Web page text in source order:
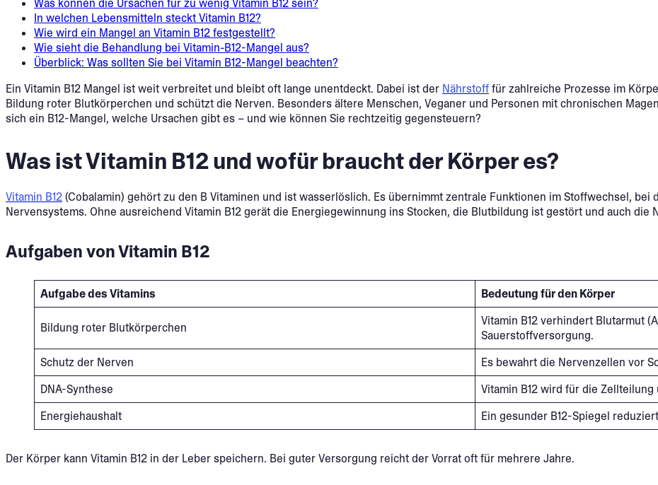
Was können die Ursachen für zu wenig Vitamin B12 sein?
In welchen Lebensmitteln steckt Vitamin B12?
Wie wird ein Mangel an Vitamin B12 festgestellt?
Wie sieht die Behandlung bei Vitamin-B12-Mangel aus?
Überblick: Was sollten Sie bei Vitamin B12-Mangel beachten?
Ein Vitamin B12 Mangel ist weit verbreitet und bleibt oft lange unentdeckt. Dabei ist der Nährstofffür zahlreiche Prozesse im
Bildung roter Blutkörperchen und schützt die Nerven. Besonders ältere Menschen, Veganer und Personen mit chronischen
sich ein B12-Mangel, welche Ursachen gibt es – und wie können Sie rechtzeitig gegensteuern?
Was ist Vitamin B12 und wofür braucht der Körper es?
Vitamin B12(Cobalamin) gehört zu den B Vitaminen und ist wasserlöslich. Es übernimmt zentrale Funktionen im Stoffwechsel,
Nervensystems. Ohne ausreichend Vitamin B12 gerät die Energiegewinnung ins Stocken, die Blutbildung ist gestört und auch die
Aufgaben von Vitamin B12
Aufgabe des Vitamins Bedeutung für den Körper
Bildung roter Blutkörperchen
Vitamin B12 verhindert Blutarmut
Sauerstoffversorgung.
Schutz der Nerven
Es bewahrt die Nervenzellen vor
DNA-Synthese
Vitamin B12 wird für die
Energiehaushalt
Ein gesunder B12-Spiegel
Der Körper kann Vitamin B12 in der Leber speichern. Bei guter Versorgung reicht der Vorrat oft für mehrere Jahre.